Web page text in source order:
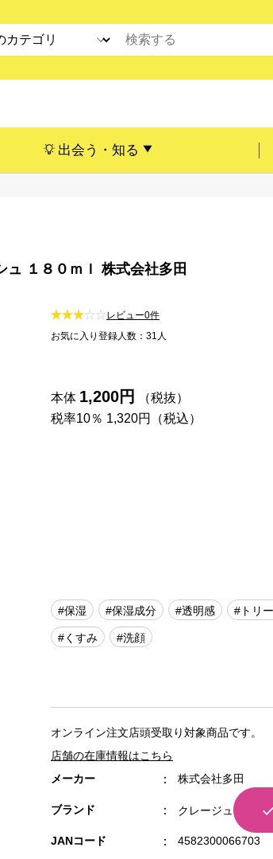
出会う・知る
１８０ｍｌ 株式会社多田
レビュー0件
お気に入り登録人数：31人
本体 1,200円
（税抜）
税率10％ 1,320円（税込）
#保湿 #保湿成分 #透明感 #トリ
#くすみ #洗顔
オンライン注文店頭受取り対象商品です。
店舗の在庫情報はこちら
メーカー 株式会社多田
ブランド クレージュ
JANコード
4582300066703